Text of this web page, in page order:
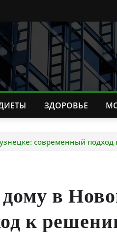
ЗДОРОВЬЕ
современный
в
к